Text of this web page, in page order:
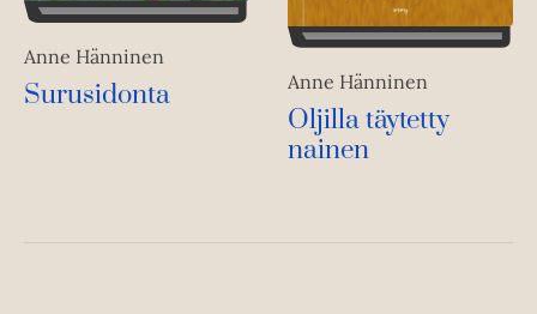
Anne Hänninen
Surusidonta Anne Hänninen
Oljilla täytetty
nainen